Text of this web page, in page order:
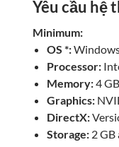
Yêu cầu hệ
Minimum:
OS *:
Processor:
Memory:4
Graphics:
DirectX:
Storage: 2 GB